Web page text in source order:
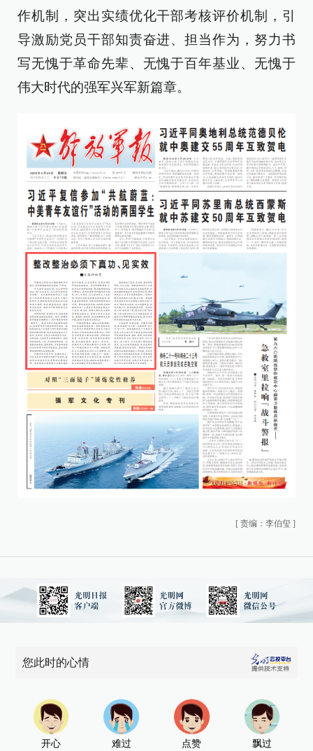
作机制，突出实绩优化干部考核评价机制，引
导激励党员干部知责奋进、担当作为，努力书
写无愧于革命先辈、无愧于百年基业、无愧于
伟大时代的强军兴军新篇章。
[ 责编：李伯玺 ]
您此时的心情
开心 难过 点赞 飘过